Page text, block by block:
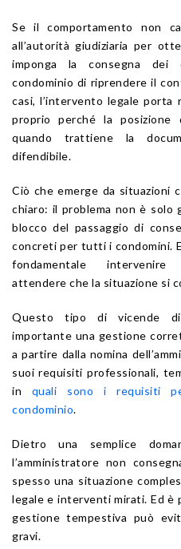
Se il comportamento non
all’autorità giudiziaria per
imponga la consegna dei
condominio di riprendere il
casi, l’intervento legale porta
proprio perché la posizione
quando trattiene la
difendibile.
Ciò che emerge da situazioni
chiaro: il problema non è solo
blocco del passaggio di
concreti per tutti i condomini.
fondamentale intervenire
attendere che la situazione si
Questo tipo di vicende
importante una gestione
a partire dalla nomina
suoi requisiti professionali,
in quali sono i requisiti
condominio.
Dietro una semplice
l’amministratore non
spesso una situazione
legale e interventi mirati. Ed è
gestione tempestiva può
gravi.